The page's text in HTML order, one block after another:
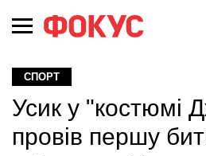
СПОРТ
Усик у "костюмі
провів першу